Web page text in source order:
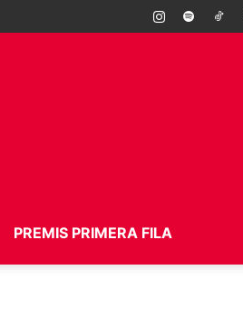
PREMIS PRIMERA FILA